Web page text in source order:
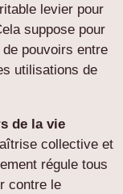
levier pour
suppose pour
pouvoirs entre
utilisations de
de la vie
collective et
régule tous
contre le